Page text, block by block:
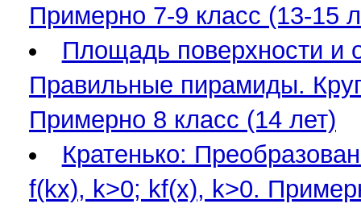
Примерно 7-9 класс (13-15
Площадь поверхности и
Правильные пирамиды.
Примерно 8 класс (14 лет)
Кратенько:
f(kx), k>0; kf(x), k>0.